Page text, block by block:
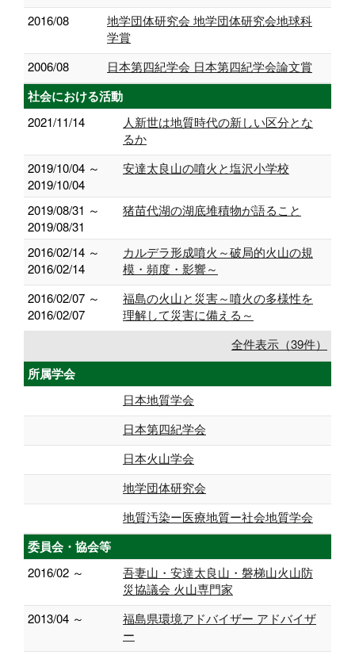
2016/08
地学団体研究会 地学団体研究会地球科
学賞
2006/08
日本第四紀学会 日本第四紀学会論文賞
社会における活動
2021/11/14
人新世は地質時代の新しい区分とな
るか
2019/10/04 ～
2019/10/04
安達太良山の噴火と塩沢小学校
2019/08/31 ～
2019/08/31
猪苗代湖の湖底堆積物が語ること
2016/02/14 ～
2016/02/14
カルデラ形成噴火～破局的火山の規
模・頻度・影響～
2016/02/07 ～
2016/02/07
福島の火山と災害～噴火の多様性を
理解して災害に備える～
全件表示（39件）
所属学会
日本地質学会
日本第四紀学会
日本火山学会
地学団体研究会
地質汚染ー医療地質ー社会地質学会
委員会・協会等
2016/02 ～
吾妻山・安達太良山・磐梯山火山防
災協議会 火山専門家
2013/04 ～
福島県環境アドバイザー アドバイザ
ー